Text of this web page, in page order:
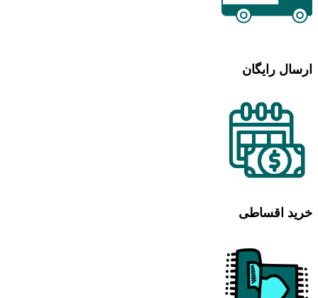
ارسال رایگان
خرید اقساطی